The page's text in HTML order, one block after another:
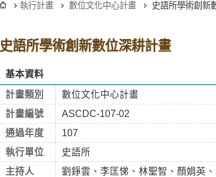
執行計畫 數位文化中心計畫 史語所學術創新
史語所學術創新數位深耕計畫
基本資料
計畫類別
數位文化中心計畫
計畫編號
ASCDC-107-02
通過年度
107
執行單位
史語所
主持人
劉錚雲、李匡悌、林聖智、顏娟英